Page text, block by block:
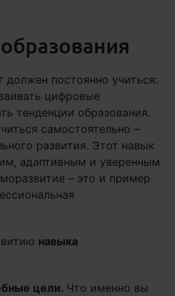
должен постоянно учиться:
цифровые
тенденции образования.
самостоятельно –
развития. Этот навык
адаптивным и уверенным
– это и пример
навыка
цели. Что именно вы